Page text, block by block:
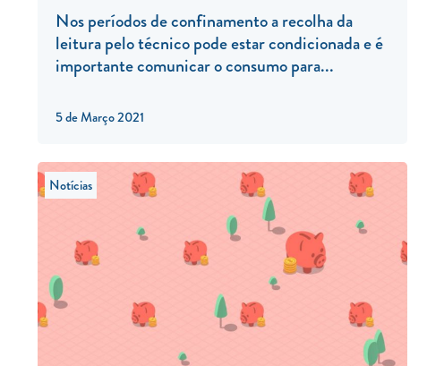
5 de Março 2021
Nos períodos de confinamento a recolha da
leitura pelo técnico pode estar condicionada e é
importante comunicar o consumo para...
Notícias